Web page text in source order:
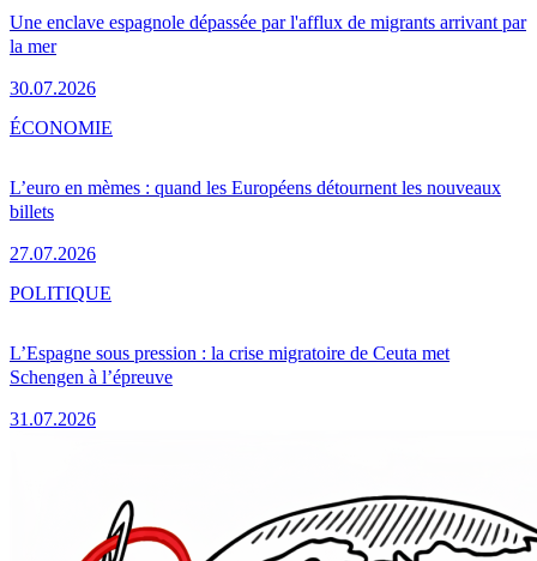
Une enclave espagnole dépassée par l'afflux de migrants arrivant par
la mer
30.07.2026
L’euro en mèmes : quand les Européens détournent les nouveaux
billets
27.07.2026
ÉCONOMIE
L’Espagne sous pression : la crise migratoire de Ceuta met
Schengen à l’épreuve
31.07.2026
POLITIQUE